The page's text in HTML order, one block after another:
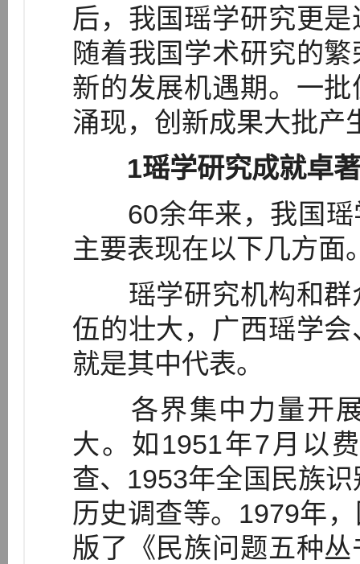
后，我国瑶学研究更
随着我国学术研究的
新的发展机遇期。一
涌现，创新成果大批产
1瑶学研究成就卓著
60余年来，我国瑶
主要表现在以下几方面
瑶学研究机构和群
伍的壮大，广西瑶学
就是其中代表。
各界集中力量开展
大。如1951年7月以
查、1953年全国民族
历史调查等。1979年
版了《民族问题五种